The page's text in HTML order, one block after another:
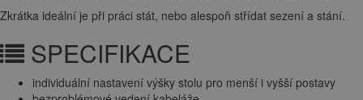
Zkrátka ideální je při práci stát, nebo alespoň střídat sezení a stání.
SPECIFIKACE
individuální nastavení výšky stolu pro menší i vyšší postavy